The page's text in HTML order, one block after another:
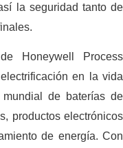
la seguridad tanto de
Honeywell Process
en la vida
de baterías de
productos electrónicos
de energía. Con